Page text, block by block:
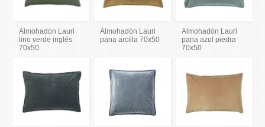
Almohadón Lauri
lino verde inglés
70x50
Almohadón Lauri
pana arcilla 70x50
Almohadón Lauri
pana azul piedra
70x50